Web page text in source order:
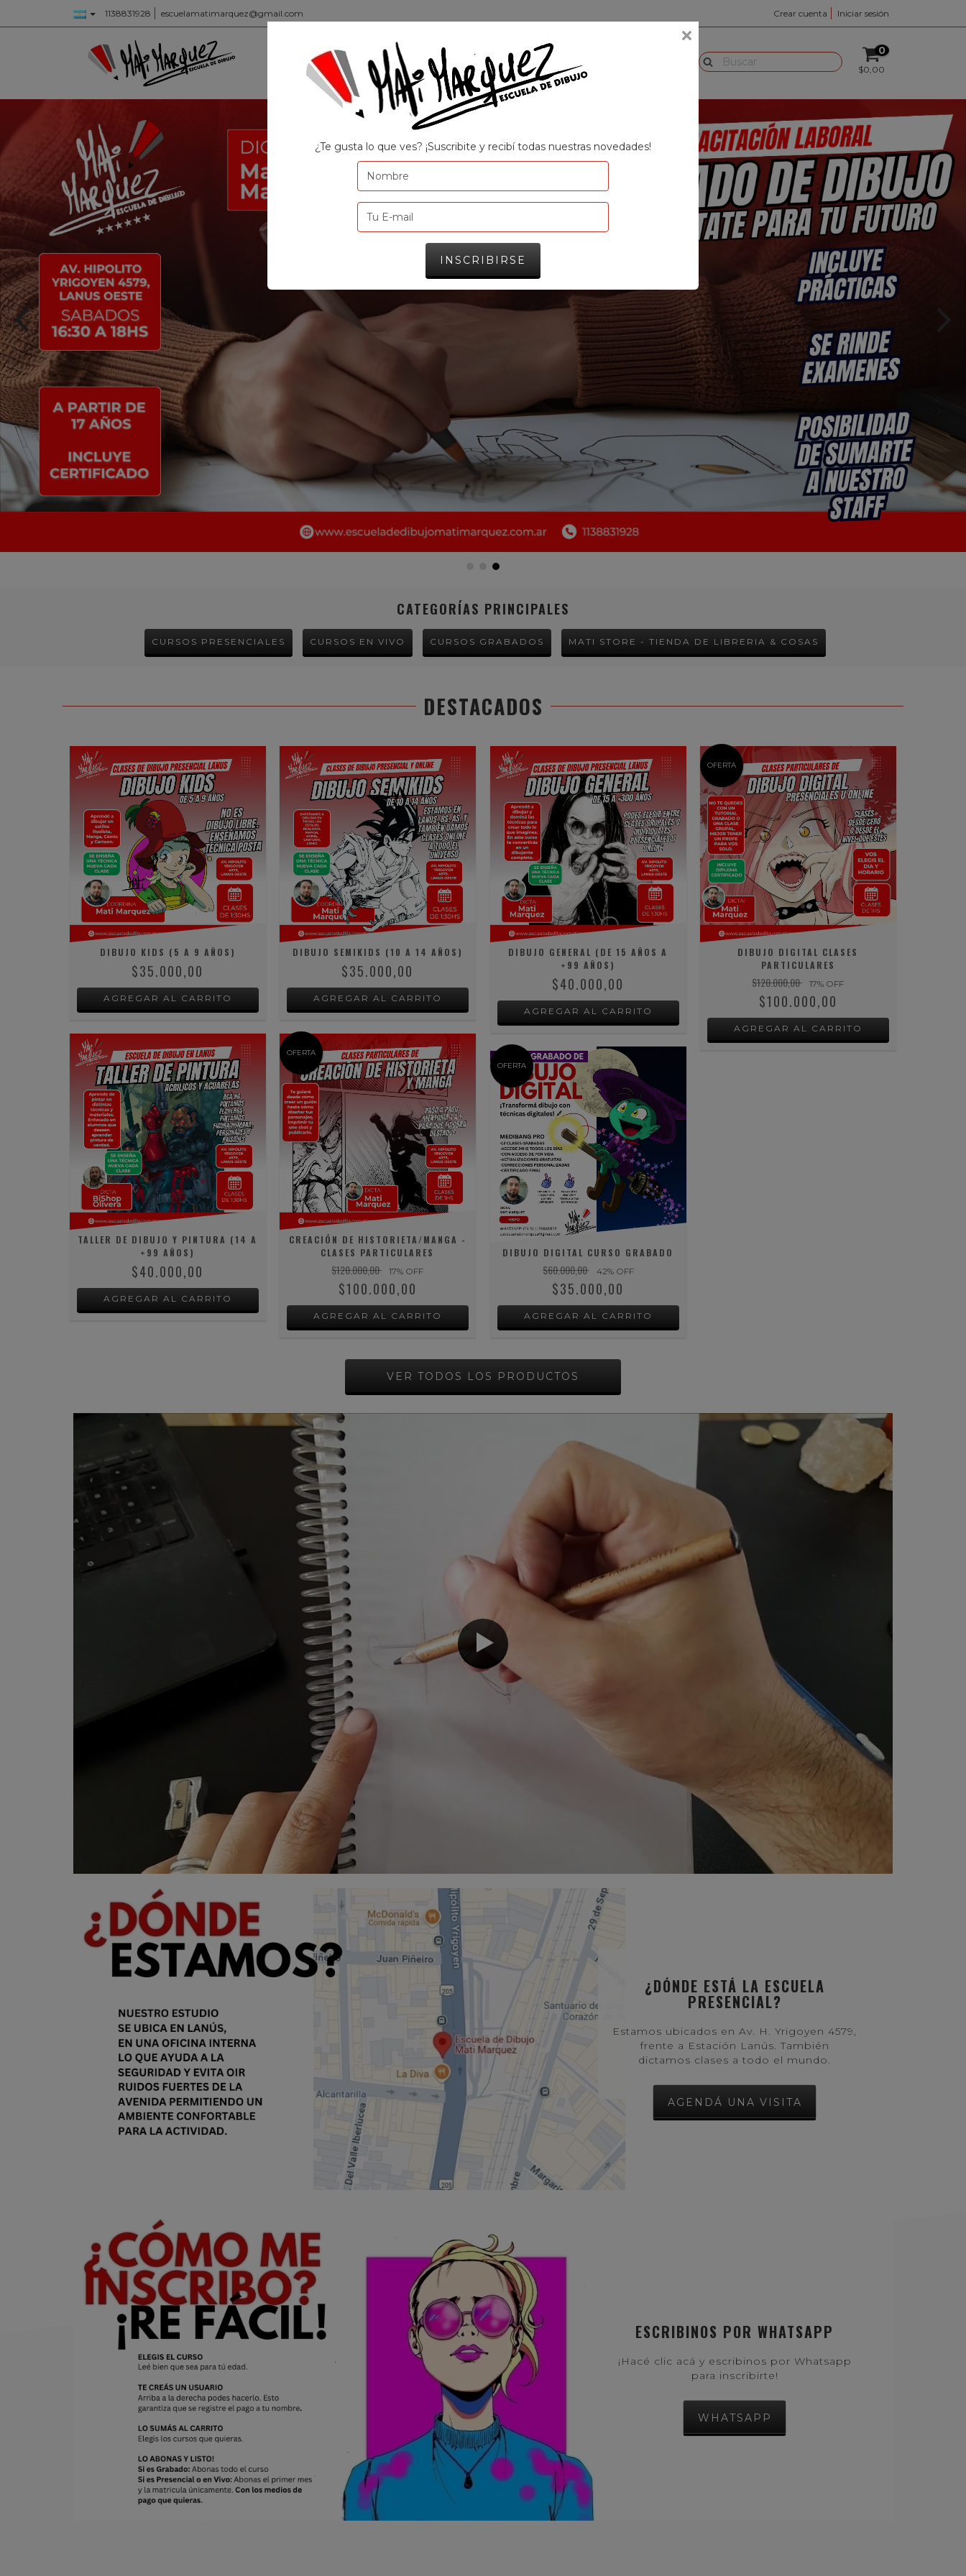
1138831928 escuelamatimarquez@gmail.com Crear cuenta Iniciar sesión
CURSOS Y MÁS LA ESCUELA PRESENCIAL
MATI MARQUEZ EVENTOS
0
$0,00
CATEGORÍAS PRINCIPALES
CURSOS PRESENCIALES CURSOS EN VIVO CURSOS GRABADOS MATI STORE - TIENDA DE LIBRERIA & COSAS
DESTACADOS
DIBUJO KIDS (5 A 9 AÑOS)
$35.000,00
DIBUJO SEMIKIDS (10 A 14 AÑOS)
$35.000,00
DIBUJO GENERAL (DE 15 AÑOS A
+99 AÑOS)
$40.000,00
OFERTA
DIBUJO DIGITAL CLASES
PARTICULARES
$120.000,00 17% OFF
$100.000,00
TALLER DE DIBUJO Y PINTURA (14 A
+99 AÑOS)
$40.000,00
OFERTA
CREACIÓN DE HISTORIETA/MANGA -
CLASES PARTICULARES
$120.000,00 17% OFF
$100.000,00
OFERTA
DIBUJO DIGITAL CURSO GRABADO
$60.000,00 42% OFF
$35.000,00
VER TODOS LOS PRODUCTOS
¿DÓNDE ESTÁ LA ESCUELA
PRESENCIAL?
Estamos ubicados en Av. H. Yrigoyen 4579,
frente a Estación Lanús. También
dictamos clases a todo el mundo.
AGENDÁ UNA VISITA
ESCRIBINOS POR WHATSAPP
¡Hacé clic acá y escribinos por Whatsapp
para inscribirte!
WHATSAPP
¿Te gusta lo que ves? ¡Suscribite y recibí todas nuestras novedades!